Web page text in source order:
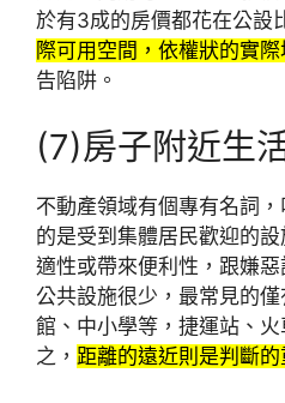
於有3成的房價都花在公設
際可用空間，依權狀的實
告陷阱。
(7)房子附近生
不動產領域有個專有名詞
的是受到集體居民歡迎的
適性或帶來便利性，跟嫌
公共設施很少，最常見的
館、中小學等，捷運站、
之， 距離的遠近則是判斷的